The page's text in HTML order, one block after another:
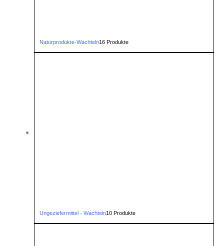
Naturprodukte-Wachteln16 Produkte
Ungeziefermittel - Wachteln10 Produkte